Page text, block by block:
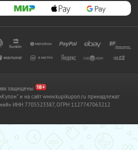
защищены.
и на сайт www.kupikupon.ru принадлежат
ИНН 7705523387, ОГРН 1127747063212